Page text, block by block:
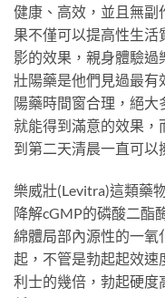
健康、高效，並且無副
果不僅可以提高性生
影的效果，親身體驗
壯陽藥是他們見過最有
陽藥時間窗合理，絕
就能得到滿意的效果，
到第二天清晨一直可以
樂威壯(Levitra)這類藥
降解cGMP的磷酸二酯
綿體局部內源性的一氧
起，不管是勃起起效速
利士的幾倍，勃起硬度